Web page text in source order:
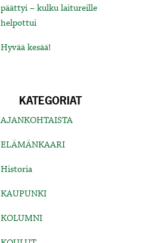
päättyi – kulku laitureille
helpottui
Hyvää kesää!
KATEGORIAT
AJANKOHTAISTA
ELÄMÄNKAARI
Historia
KAUPUNKI
KOLUMNI